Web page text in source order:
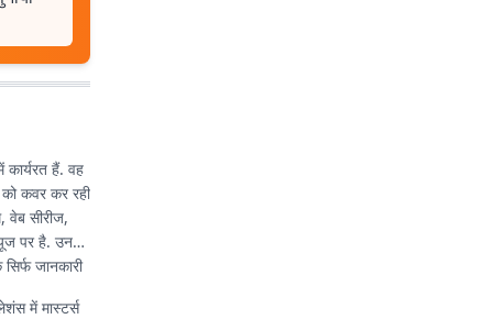
हैं. वह
कवर कर रही
वेब सीरीज,
पर है. उनकी
जानकारी
में मास्टर्स